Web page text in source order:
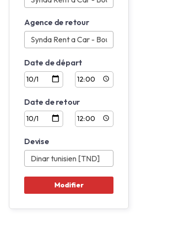
Agence de retour
Date de départ
Date de retour
Devise